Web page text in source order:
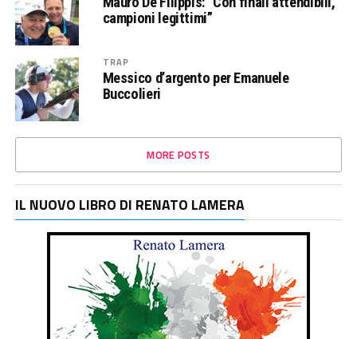
campioni legittimi”
TRAP
Messico d’argento per Emanuele
Buccolieri
MORE POSTS
IL NUOVO LIBRO DI RENATO LAMERA